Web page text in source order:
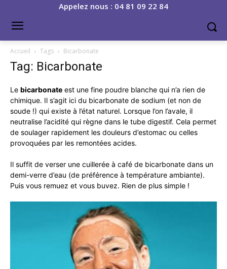
Appelez nous : 04 81 09 22 84
Accueil Tags Bicarbonate
Tag: Bicarbonate
Le bicarbonate est une fine poudre blanche qui n’a rien de
chimique. Il s’agit ici du bicarbonate de sodium (et non de
soude !) qui existe à l’état naturel. Lorsque l’on l’avale, il
neutralise l’acidité qui règne dans le tube digestif. Cela permet
de soulager rapidement les douleurs d’estomac ou celles
provoquées par les remontées acides.
Il suffit de verser une cuillerée à café de bicarbonate dans un
demi-verre d’eau (de préférence à température ambiante).
Puis vous remuez et vous buvez. Rien de plus simple !